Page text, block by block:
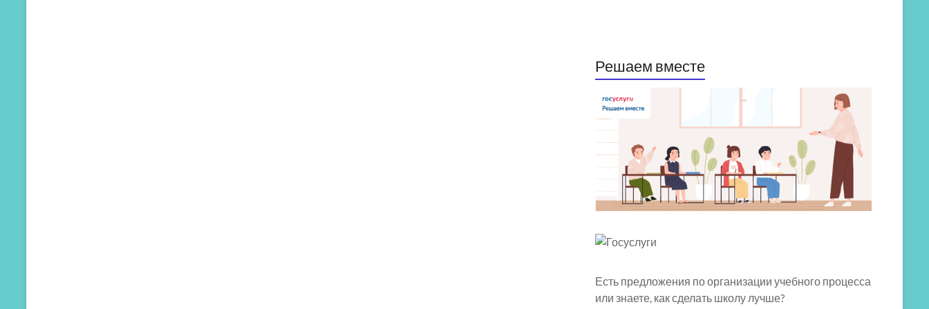
Решаем вместе
Есть предложения по организации учебного процесса
или знаете, как сделать школу лучше?